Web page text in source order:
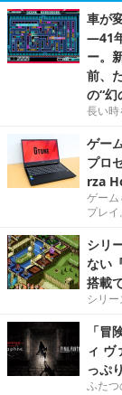
車が
―41
ー。
前、
の“幻
長い時
ゲー
プロ
rza
ゲー
プレ
シリ
ない
搭載
シリ
「冒
ィ ヴ
っぷ
ふたつ